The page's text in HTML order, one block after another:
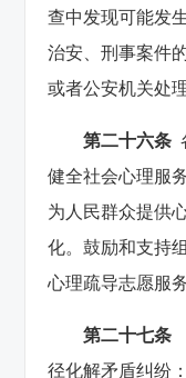
查中发现可能发
治安、刑事案件
或者公安机关处理
第二十六条
健全社会心理服
为人民群众提供
化。鼓励和支持
心理疏导志愿服务
第二十七条
径化解矛盾纠纷